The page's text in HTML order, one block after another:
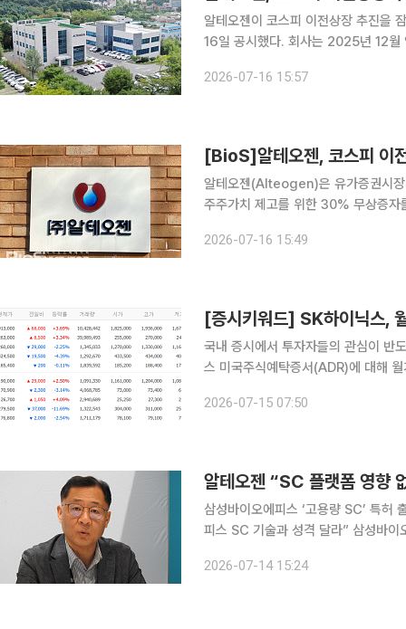
알테오젠이 코스피 이전상장 추진을
16일 공시했다. 회사는 2025년 12월 임시주주총회에서 코스닥시장 조건부 상장폐지 및 유가증권
중인 코스닥시장 활성화 정책 및 회사
2026-07-16 15:57
[BioS]알테오젠, 코스피 이
알테오젠(Alteogen)은 유가증권시장
주주가치 제고를 위한 30% 무상증자를 실시
은 바 있다. 그러나 자본시장 환경 변
2026-07-16 15:49
국내 증시에서 투자자들의 관심이 반
스 미국주식예탁증서(ADR)에 대해
2026-07-15 07:50
알테오젠 “SC 플랫폼 영향
삼성바이오에피스 ‘고용량 SC’ 특허
피스 SC 기술과 성격 달라” 삼성바이오에피스가 피하주사(SC) 제형 관련 기술특허를 출원하면서
오젠은 자사의 플랫폼과 삼성바이오
2026-07-14 15:24